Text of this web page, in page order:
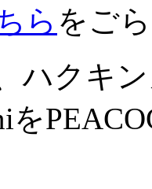
ら をご
ハクキ
を